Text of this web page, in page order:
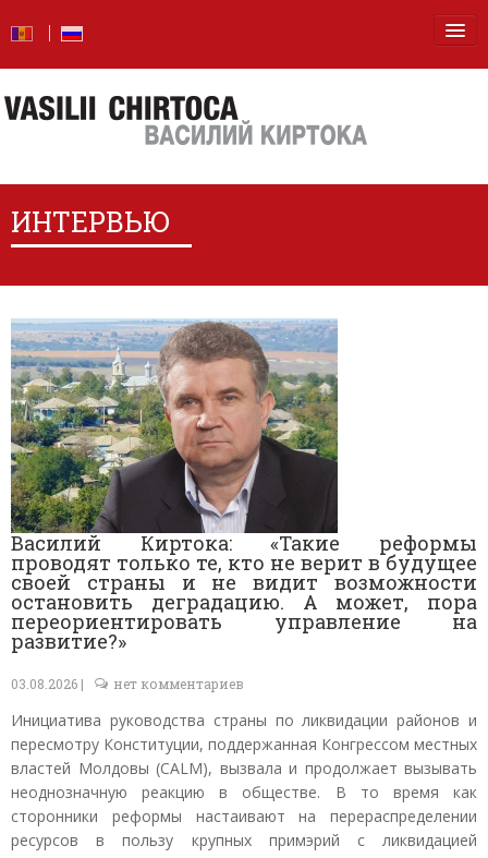
Новости
Блог
Видео
От слов — к делу
Отчет о деятельности
Вопросы и ответы
Обо мне
Контакты
ИНТЕРВЬЮ
Василий Киртока: «Такие реформы
проводят только те, кто не верит в будущее
своей страны и не видит возможности
остановить деградацию. А может, пора
переориентировать управление на
развитие?»
03.08.2026 | нет комментариев
Инициатива руководства страны по ликвидации районов и
пересмотру Конституции, поддержанная Конгрессом местных
властей Молдовы (CALM), вызвала и продолжает вызывать
неоднозначную реакцию в обществе. В то время как
сторонники реформы настаивают на перераспределении
ресурсов в пользу крупных примэрий с ликвидацией